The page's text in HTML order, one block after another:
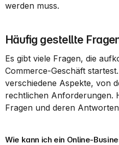
werden muss.
Häufig gestellte
Es gibt viele Fragen, die
Commerce-Geschäft
verschiedene Aspekte, von
rechtlichen Anforderungen.
Fragen und deren
Wie kann ich ein Online-